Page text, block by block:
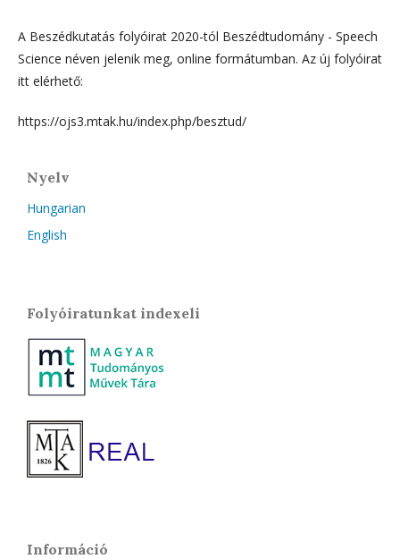
A Beszédkutatás folyóirat 2020-tól Beszédtudomány - Speech
Science néven jelenik meg, online formátumban. Az új folyóirat
itt elérhető:
https://ojs3.mtak.hu/index.php/besztud/
Nyelv
Hungarian
English
Folyóiratunkat indexeli
Információ